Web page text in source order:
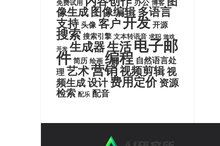
免费试用 办公 博客
像生成 图像编辑 多语言
支持 头像 客户开发 开源
搜索 搜索引擎 文本转语音 求职 游戏
开发 生成器生活 电子邮
件 简历 绘画 编程 自然语言处
理 艺术营销视频剪辑视
频生成设计费用定价 资源
检索 配乐 配音